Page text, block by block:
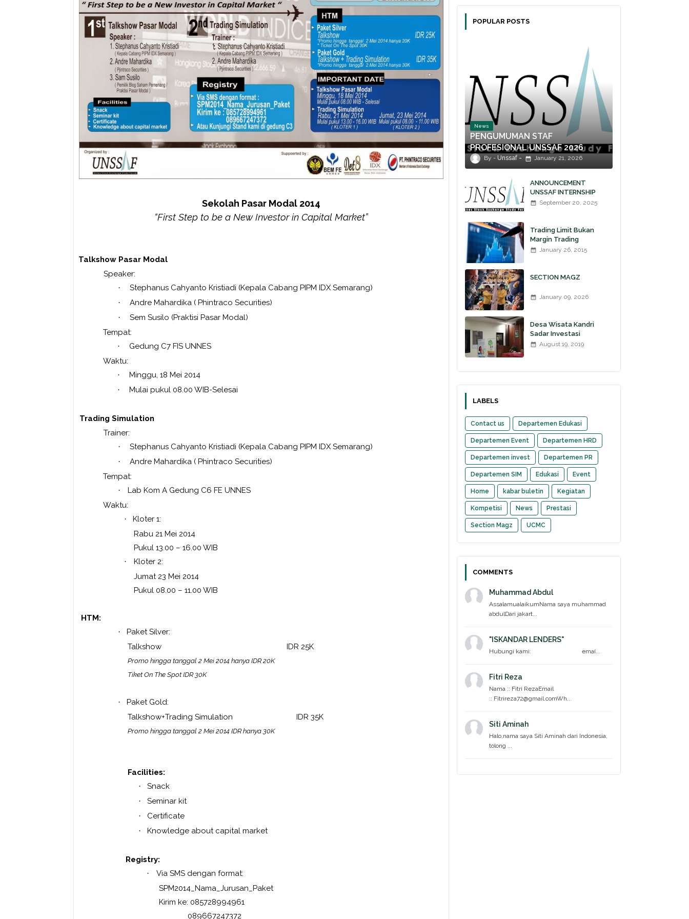
Sekolah Pasar Modal 2014
“First Step to be a New Investor in Capital Market”
Talkshow Pasar Modal
Speaker:
· Stephanus Cahyanto Kristiadi (Kepala Cabang PIPM IDX Semarang)
· Andre Mahardika ( Phintraco Securities)
·
Sem Susilo (Praktisi Pasar Modal)
Tempat:
·
Gedung C7 FIS UNNES
Waktu:
· Minggu, 18 Mei 2014
· Mulai pukul 08.00 WIB-Selesai
Trading Simulation
Trainer:
· Stephanus Cahyanto Kristiadi (Kepala Cabang PIPM IDX Semarang)
·
Andre Mahardika ( Phintraco Securities)
Tempat:
·
Lab Kom A Gedung C6 FE UNNES
Waktu:
·
Kloter 1:
Rabu 21 Mei 2014
Pukul 13.00 – 16.00 WIB
·
Kloter 2:
Jumat 23 Mei 2014
Pukul 08.00 – 11.00 WIB
HTM:
·
Paket Silver:
Talkshow IDR 25K
Promo hingga tanggal 2 Mei 2014 hanya IDR 20K
Tiket On The Spot IDR 30K
·
Paket Gold:
Talkshow+Trading Simulation IDR 35K
Promo hingga tanggal 2 Mei 2014 IDR hanya 30K
Facilities:
· Snack
· Seminar kit
· Certificate
· Knowledge about capital market
Registry:
·
Via SMS dengan format:
SPM2014_Nama_Jurusan_Paket
Kirim ke: 085728994961
089667247372
POPULAR POSTS
News
PENGUMUMAN STAF
PROFESIONAL UNSSAF 2026
Unssaf January 21, 2026
ANNOUNCEMENT
UNSSAF INTERNSHIP
2025September 20, 2025
Trading Limit Bukan
Margin Trading
January 26, 2015
SECTION MAGZ
January 09, 2026
Desa Wisata Kandri
Sadar Investasi
August 19, 2019
LABELS
Contact us Departemen Edukasi
Departemen Event Departemen HRD
Departemen invest Departemen PR
Departemen SIM Edukasi Event
Home kabar buletin Kegiatan
Kompetisi News Prestasi
Section Magz UCMC
COMMENTS
Muhammad Abdul
AssalamualaikumNama saya muhammad
abdulDari jakart...
"ISKANDAR LENDERS"
Hubungi kami: emai...
Fitri Reza
Nama :: Fitri RezaEmail
:: Fitrireza72@gmail.comWh...
Siti Aminah
Halo,nama saya Siti Aminah dari Indonesia,
tolong ...